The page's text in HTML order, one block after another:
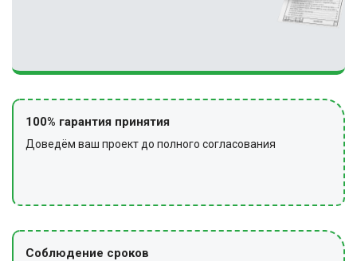
100% гарантия принятия
Доведём ваш проект до полного согласования
Соблюдение сроков